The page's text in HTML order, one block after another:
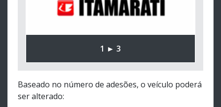
1 ► 3
Baseado no número de adesões, o veículo poderá
ser alterado: